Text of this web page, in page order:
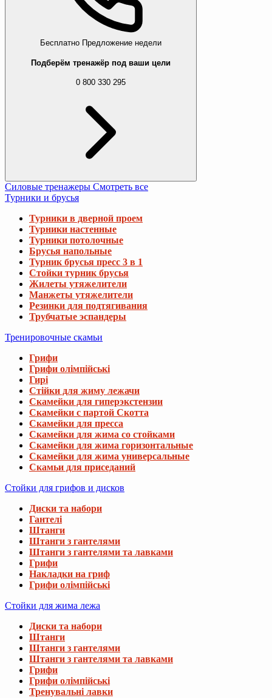
Бесплатно Предложение недели
Подберём тренажёр под ваши цели
0 800 330 295
Силовые тренажеры Смотреть все
Турники и брусья
Турники в дверной проем
Турники настенные
Турники потолочные
Брусья напольные
Турник брусья пресс 3 в 1
Стойки турник брусья
Жилеты утяжелители
Манжеты утяжелители
Резинки для подтягивания
Трубчатые эспандеры
Тренировочные скамьи
Грифи
Грифи олімпійські
Гирі
Стійки для жиму лежачи
Скамейки для гиперэкстензии
Скамейки с партой Скотта
Скамейки для пресса
Скамейки для жима со стойками
Скамейки для жима горизонтальные
Скамейки для жима универсальные
Скамьи для приседаний
Стойки для грифов и дисков
Диски та набори
Гантелі
Штанги
Штанги з гантелями
Штанги з гантелями та лавками
Грифи
Накладки на гриф
Грифи олімпійські
Стойки для жима лежа
Диски та набори
Штанги
Штанги з гантелями
Штанги з гантелями та лавками
Грифи
Грифи олімпійські
Тренувальні лавки